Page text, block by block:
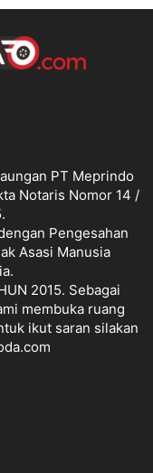
PT Meprindo
Notaris Nomor 14 /
Pengesahan
Asasi Manusia
2015. Sebagai
membuka ruang
ikut saran silakan